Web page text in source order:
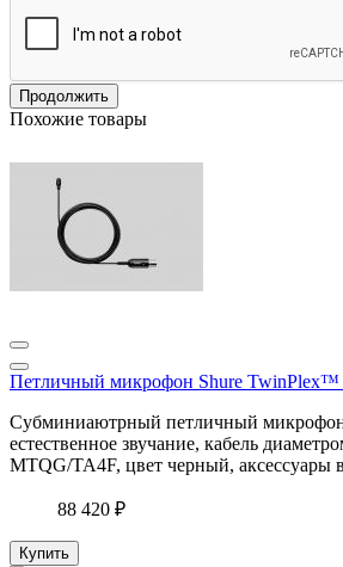
Продолжить
Похожие товары
Петличный микрофон Shure
Субминиаютрный петличный
естественное звучание, кабель
MTQG/TA4F, цвет черный, аксессуары
88 420 ₽
Купить